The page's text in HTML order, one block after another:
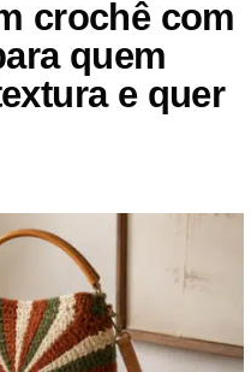
crochê com
quem
e quer